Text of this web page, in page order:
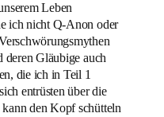
Leben
ich nicht Q-Anon oder
deren Gläubige auch
die ich in Teil 1
entrüsten über die
den Kopf schütteln